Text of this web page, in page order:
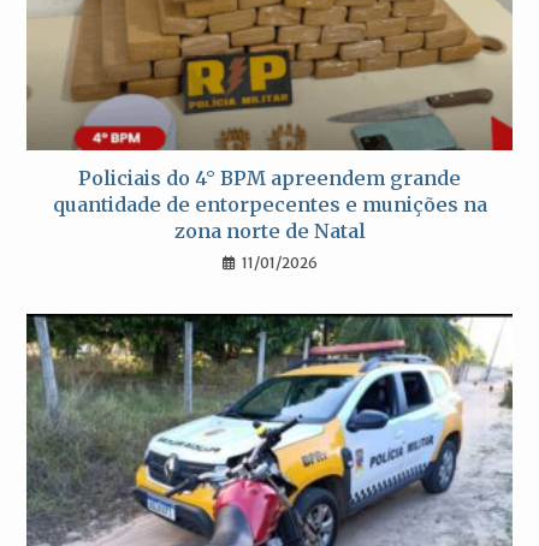
Policiais do 4° BPM apreendem grande
quantidade de entorpecentes e munições na
zona norte de Natal
11/01/2026